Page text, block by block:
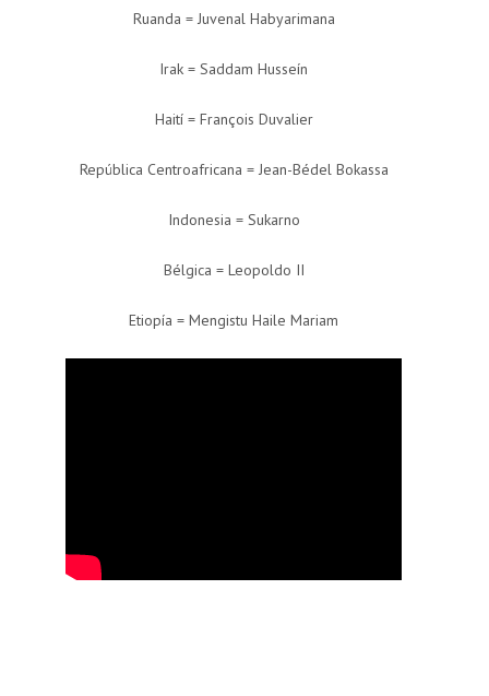
Ruanda = Juvenal Habyarimana
Irak = Saddam Husseín
Haití = François Duvalier
República Centroafricana = Jean-Bédel Bokassa
Indonesia = Sukarno
Bélgica = Leopoldo II
Etiopía = Mengistu Haile Mariam